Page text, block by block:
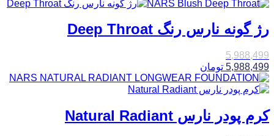
رژ گونه نارس رنگ Deep Throat
5,988,499
5,988,499 تومان
کرم پودر نارس Natural Radiant